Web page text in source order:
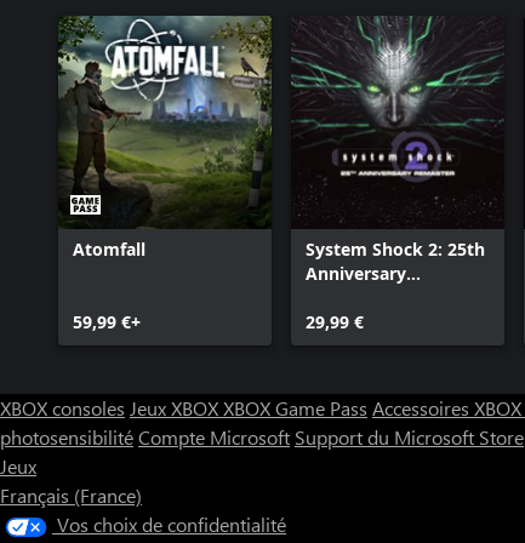
Atomfall
59,99 €+
System Shock 2: 25th
Anniversary
29,99 €
XBOX consoles Jeux XBOXXBOX Game Pass Accessoires XBOX
photosensibilitéCompte Microsoft Support du Microsoft Store
Jeux
Français (France)
Vos choix de confidentialité